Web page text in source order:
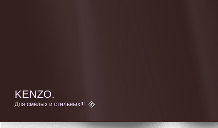
KENZO.
Для смелых и стильных!!!